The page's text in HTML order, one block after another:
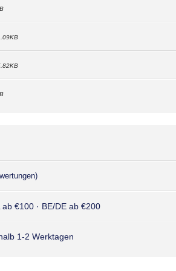
€100 · BE/DE ab €200
1-2 Werktagen